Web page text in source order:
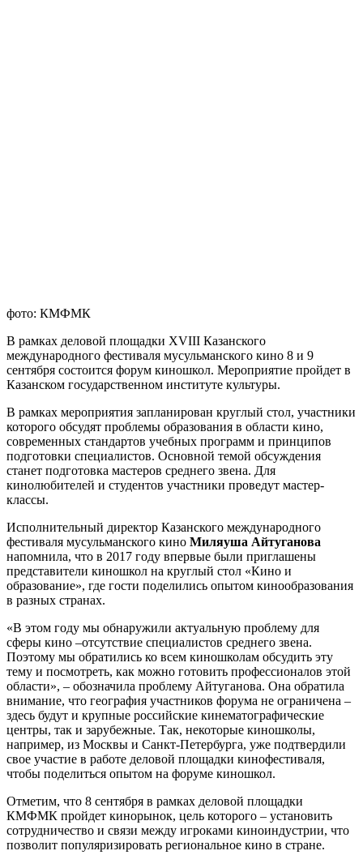
фото: КМФМК
В рамках деловой площадки XVIII Казанского
международного фестиваля мусульманского кино 8 и 9
сентября состоится форум киношкол. Мероприятие пройдет в
Казанском государственном институте культуры.
В рамках мероприятия запланирован круглый стол, участники
которого обсудят проблемы образования в области кино,
современных стандартов учебных программ и принципов
подготовки специалистов. Основной темой обсуждения
станет подготовка мастеров среднего звена. Для
кинолюбителей и студентов участники проведут мастер-
классы.
Исполнительный директор Казанского международного
фестиваля мусульманского кино Миляуша Айтуганова
напомнила, что в 2017 году впервые были приглашены
представители киношкол на круглый стол «Кино и
образование», где гости поделились опытом кинообразования
в разных странах.
«В этом году мы обнаружили актуальную проблему для
сферы кино –отсутствие специалистов среднего звена.
Поэтому мы обратились ко всем киношколам обсудить эту
тему и посмотреть, как можно готовить профессионалов этой
области», – обозначила проблему Айтуганова. Она обратила
внимание, что география участников форума не ограничена –
здесь будут и крупные российские кинематографические
центры, так и зарубежные. Так, некоторые киношколы,
например, из Москвы и Санкт-Петербурга, уже подтвердили
свое участие в работе деловой площадки кинофестиваля,
чтобы поделиться опытом на форуме киношкол.
Отметим, что 8 сентября в рамках деловой площадки
КМФМК пройдет кинорынок, цель которого – установить
сотрудничество и связи между игроками киноиндустрии, что
позволит популяризировать региональное кино в стране.